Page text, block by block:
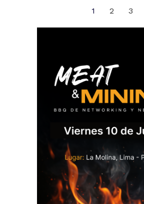
1 2 3